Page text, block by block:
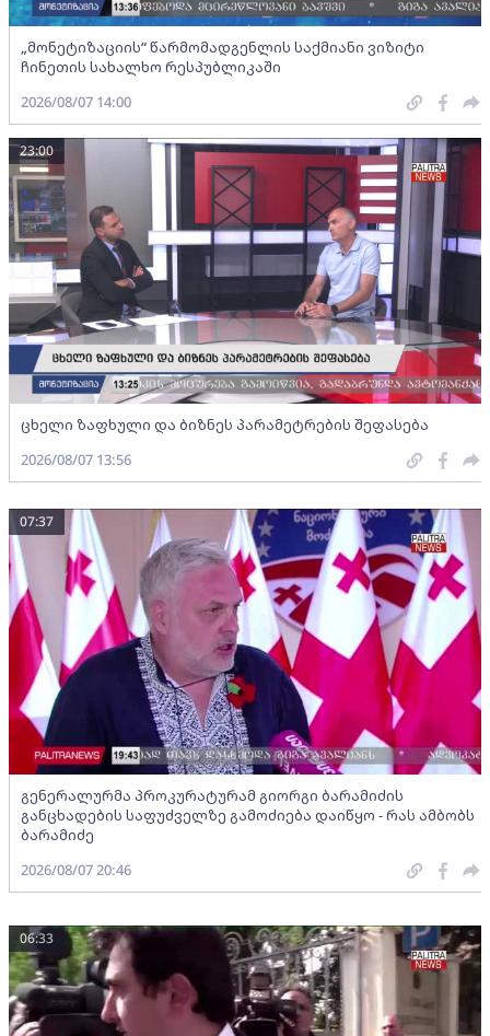
„მონეტიზაციის“ წარმომადგენლის საქმიანი ვიზიტი
ჩინეთის სახალხო რესპუბლიკაში
2026/08/07 14:00
ცხელი ზაფხული და ბიზნეს პარამეტრების შეფასება
23:00
2026/08/07 13:56
გენერალურმა პროკურატურამ გიორგი ბარამიძის
განცხადების საფუძველზე გამოძიება დაიწყო - რას ამბობს
ბარამიძე
07:37
2026/08/07 20:46
06:33